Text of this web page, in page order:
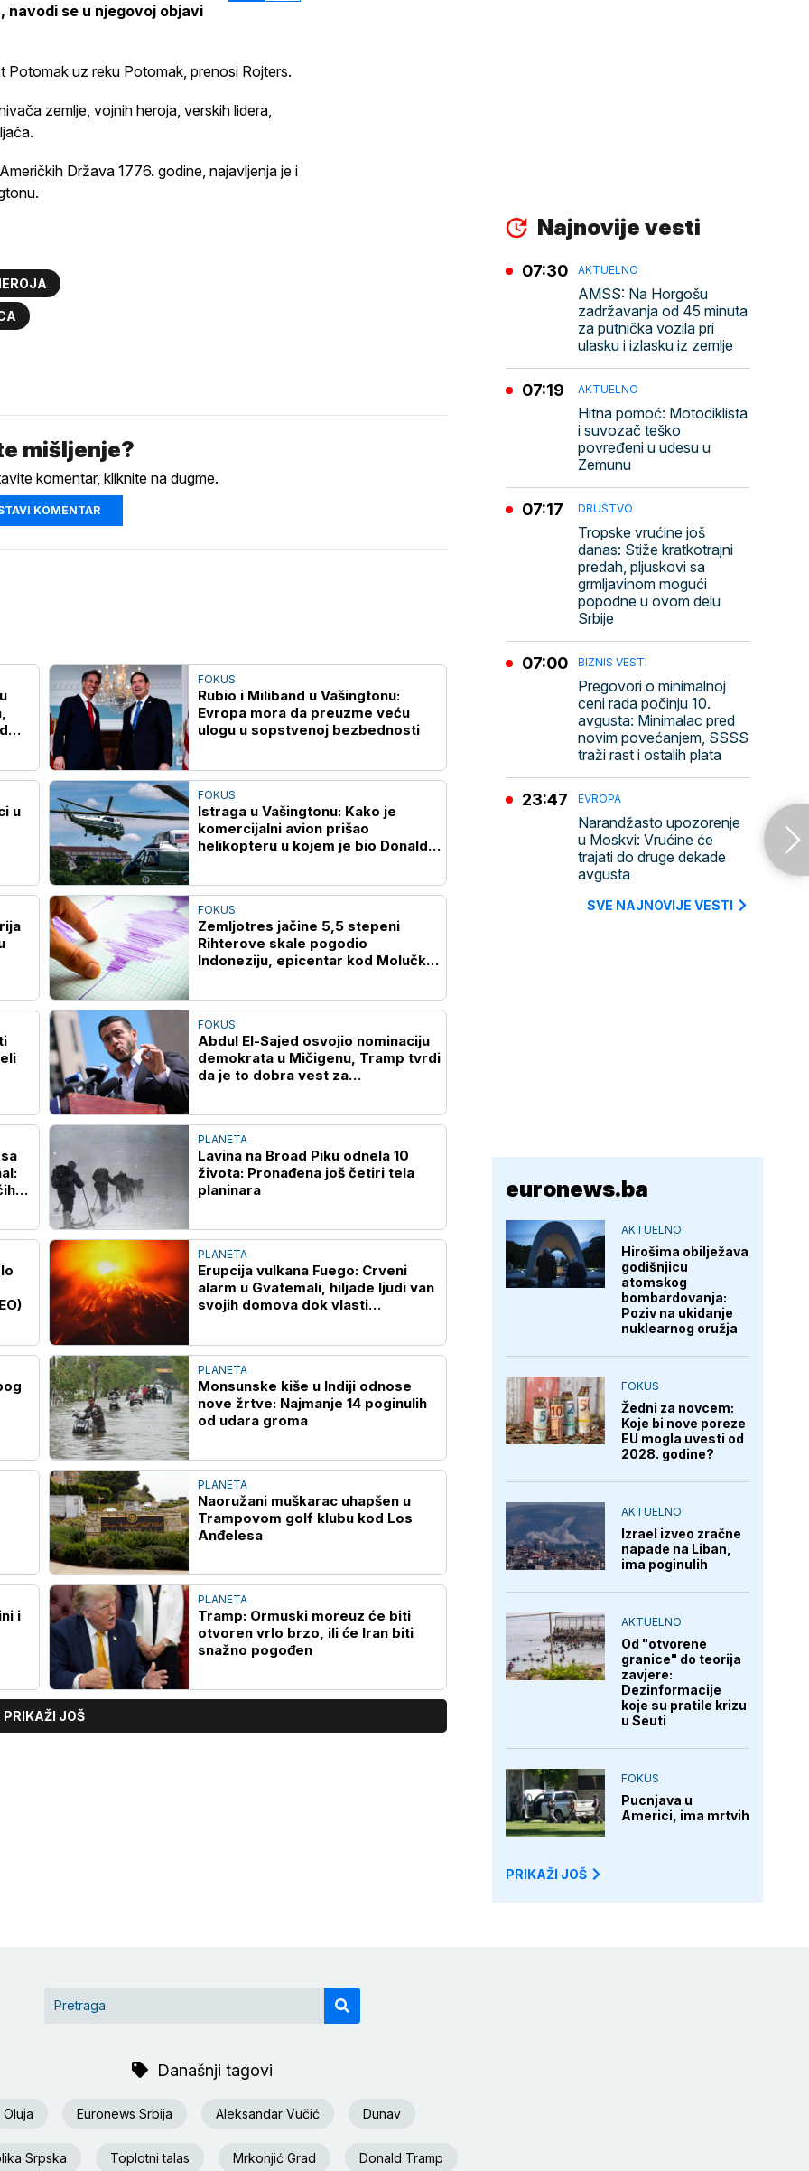
navodi se u njegovoj objavi
Potomak uz reku Potomak, prenosi Rojters.
zemlje, vojnih heroja, verskih lidera,
Država 1776. godine, najavljenja je i
mišljenje?
komentar, kliknite na dugme.
KOMENTAR
FOKUS
Rubio i Miliband u Vašingtonu:
Evropa mora da preuzme veću
ulogu u sopstvenoj bezbednosti
u
FOKUS
Istraga u Vašingtonu: Kako je
komercijalni avion prišao
helikopteru u kojem je bio Donald
FOKUS
Zemljotres jačine 5,5 stepeni
Rihterove skale pogodio
Indoneziju, epicentar kod Molučkih
FOKUS
Abdul El-Sajed osvojio nominaciju
demokrata u Mičigenu, Tramp tvrdi
da je to dobra vest za
PLANETA
Lavina na Broad Piku odnela 10
života: Pronađena još četiri tela
planinara
PLANETA
Erupcija vulkana Fuego: Crveni
alarm u Gvatemali, hiljade ljudi van
svojih domova dok vlasti
PLANETA
Monsunske kiše u Indiji odnose
nove žrtve: Najmanje 14 poginulih
od udara groma
PLANETA
Naoružani muškarac uhapšen u
Trampovom golf klubu kod Los
Anđelesa
i
PLANETA
Tramp: Ormuski moreuz će biti
otvoren vrlo brzo, ili će Iran biti
snažno pogođen
PRIKAŽI JOŠ
Najnovije vesti
AKTUELNO
AMSS: Na Horgošu
zadržavanja od 45 minuta
za putnička vozila pri
ulasku i izlasku iz zemlje
07:30
AKTUELNO
Hitna pomoć: Motociklista
i suvozač teško
povređeni u udesu u
Zemunu
07:19
DRUŠTVO
Tropske vrućine još
danas: Stiže kratkotrajni
predah, pljuskovi sa
grmljavinom mogući
popodne u ovom delu
Srbije
07:17
BIZNIS VESTI
Pregovori o minimalnoj
ceni rada počinju 10.
avgusta: Minimalac pred
novim povećanjem, SSSS
traži rast i ostalih plata
07:00
EVROPA
Narandžasto upozorenje
u Moskvi: Vrućine će
trajati do druge dekade
avgusta
23:47
SVE NAJNOVIJE VESTI
euronews.ba
AKTUELNO
Hirošima obilježava
godišnjicu
atomskog
bombardovanja:
Poziv na ukidanje
nuklearnog oružja
FOKUS
Žedni za novcem:
Koje bi nove poreze
EU mogla uvesti od
2028. godine?
AKTUELNO
Izrael izveo zračne
napade na Liban,
ima poginulih
AKTUELNO
Od "otvorene
granice" do teorija
zavjere:
Dezinformacije
koje su pratile krizu
u Seuti
FOKUS
Pucnjava u
Americi, ima mrtvih
PRIKAŽI JOŠ
Današnji tagovi
Oluja Euronews Srbija Aleksandar Vučić Dunav
Srpska Toplotni talas Mrkonjić Grad Donald Tramp